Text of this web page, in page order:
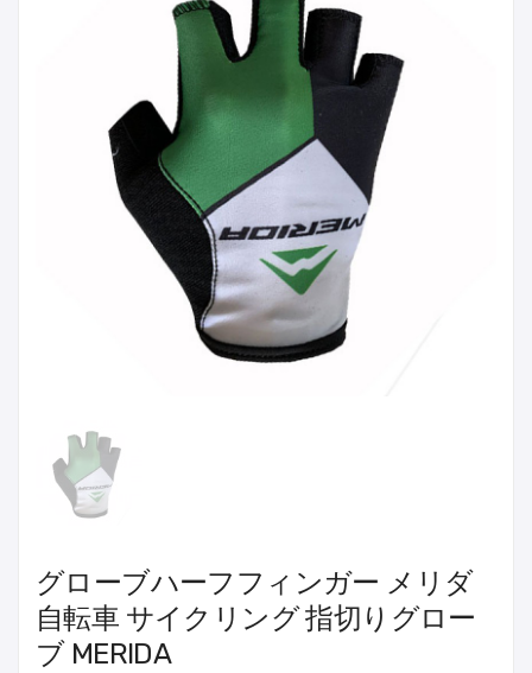
グローブハーフフィンガー メリダ
自転車 サイクリング 指切りグロー
ブ MERIDA